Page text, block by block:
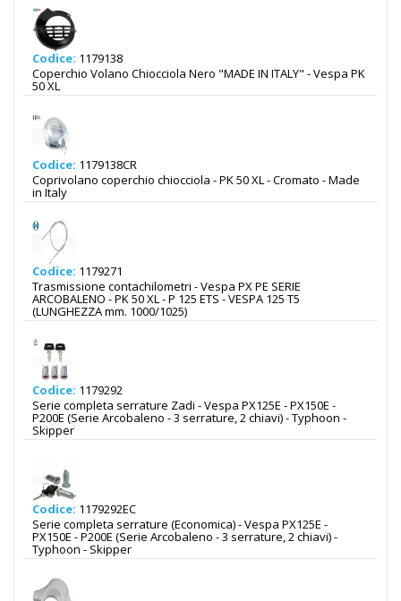
Codice: 1179138
Coperchio Volano Chiocciola Nero "MADE IN ITALY" - Vespa PK
50 XL
Codice: 1179138CR
Coprivolano coperchio chiocciola - PK 50 XL - Cromato - Made
in Italy
Codice: 1179271
Trasmissione contachilometri - Vespa PX PE SERIE
ARCOBALENO - PK 50 XL - P 125 ETS - VESPA 125 T5
(LUNGHEZZA mm. 1000/1025)
Codice: 1179292
Serie completa serrature Zadi - Vespa PX125E - PX150E -
P200E (Serie Arcobaleno - 3 serrature, 2 chiavi) - Typhoon -
Skipper
Codice: 1179292EC
Serie completa serrature (Economica) - Vespa PX125E -
PX150E - P200E (Serie Arcobaleno - 3 serrature, 2 chiavi) -
Typhoon - Skipper